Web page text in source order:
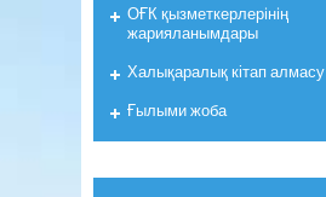
ОҒК қызметкерлерiнiң
жарияланымдары
Халықаралық кітап алмасу
Ғылыми жоба